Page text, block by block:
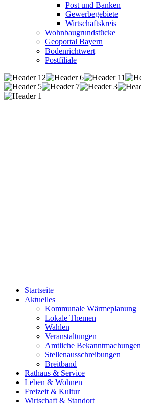
Post und Banken
Gewerbegebiete
Wirtschaftskreis
Wohnbaugrundstücke
Geoportal Bayern
Bodenrichtwert
Postfiliale
Startseite
Aktuelles
Kommunale Wärmeplanung
Lokale Themen
Wahlen
Veranstaltungen
Amtliche Bekanntmachungen
Stellenausschreibungen
Breitband
Rathaus & Service
Leben & Wohnen
Freizeit & Kultur
Wirtschaft & Standort